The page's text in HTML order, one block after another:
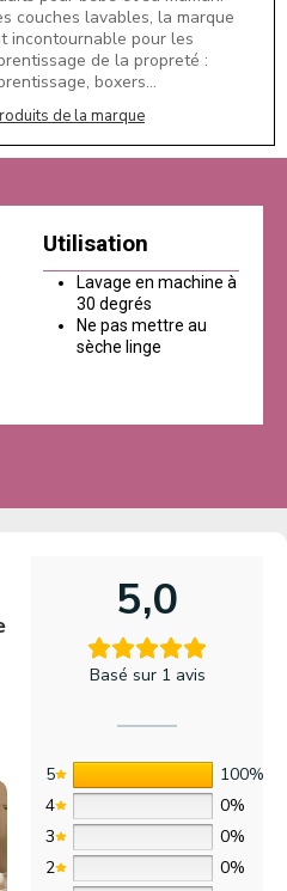
couches lavables, la marque
incontournable pour les
de la propreté :
boxers…
de la marque
Utilisation
Lavage en machine à
30 degrés
Ne pas mettre au
sèche linge
5,0
Basé sur 1 avis
5
100%
4
0%
3
0%
2
0%